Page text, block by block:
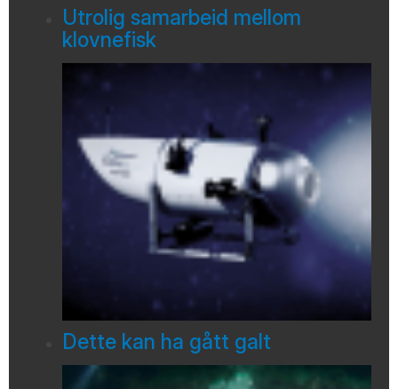
Utrolig samarbeid mellom
klovnefisk
Dette kan ha gått galt